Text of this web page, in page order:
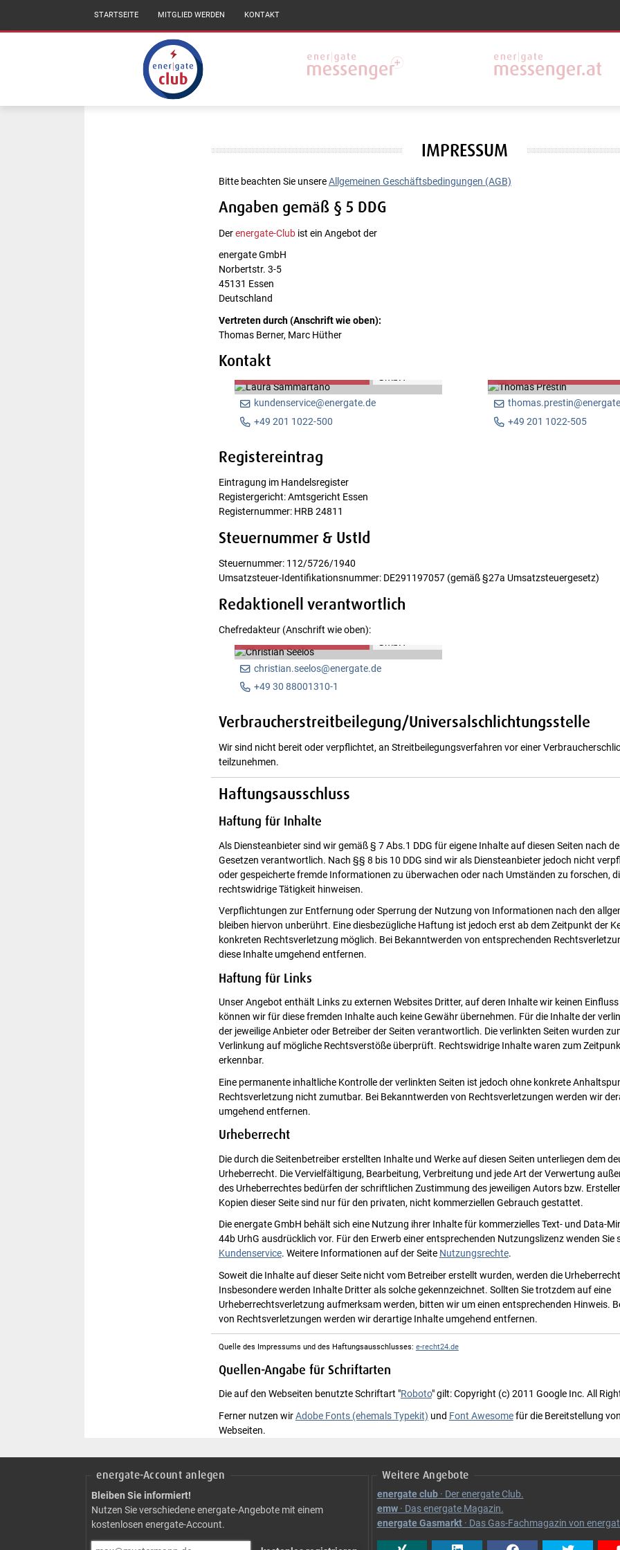
STARTSEITE MITGLIED WERDEN KONTAKT
IMPRESSUM
Bitte beachten Sie unsereAllgemeinen Geschäftsbedingungen (AGB)
Angaben gemäß § 5 DDG
Derenergate-Clubist ein Angebot der
energate GmbH
Norbertstr. 3-5
45131 Essen
Deutschland
Vertreten durch (Anschrift wie oben):
Thomas Berner, Marc Hüther
Kontakt
Laura Sammartano
kundenservice@energate.de
+49 201 1022-500
+49 201 1022-505
Registereintrag
Eintragung im Handelsregister
Registergericht: Amtsgericht Essen
Registernummer: HRB 24811
Steuernummer & UstId
Steuernummer: 112/5726/1940
Umsatzsteuer-Identifikationsnummer: DE291197057 (gemäß §27a Umsatzsteuergesetz)
Redaktionell verantwortlich
Chefredakteur (Anschrift wie oben):
Christian Seelos
christian.seelos@energate.de
+49 30 88001310-1
Verbraucherstreitbeilegung/Universalschlichtungsstelle
Wir sind nicht bereit oder verpflichtet, an Streitbeilegungsverfahren vor einer
teilzunehmen.
Haftungsausschluss
Haftung für Inhalte
Als Diensteanbieter sind wir gemäß § 7 Abs.1 DDG für eigene Inhalte auf diesen Seiten nach
Gesetzen verantwortlich. Nach §§ 8 bis 10 DDG sind wir als Diensteanbieter jedoch nicht
oder gespeicherte fremde Informationen zu überwachen oder nach Umständen zu forschen,
rechtswidrige Tätigkeit hinweisen.
Verpflichtungen zur Entfernung oder Sperrung der Nutzung von Informationen nach den
bleiben hiervon unberührt. Eine diesbezügliche Haftung ist jedoch erst ab dem Zeitpunkt der
konkreten Rechtsverletzung möglich. Bei Bekanntwerden von entsprechenden
diese Inhalte umgehend entfernen.
Haftung für Links
Unser Angebot enthält Links zu externen Websites Dritter, auf deren Inhalte wir keinen
können wir für diese fremden Inhalte auch keine Gewähr übernehmen. Für die Inhalte der
der jeweilige Anbieter oder Betreiber der Seiten verantwortlich. Die verlinkten Seiten wurden
Verlinkung auf mögliche Rechtsverstöße überprüft. Rechtswidrige Inhalte waren zum
erkennbar.
Eine permanente inhaltliche Kontrolle der verlinkten Seiten ist jedoch ohne konkrete
Rechtsverletzung nicht zumutbar. Bei Bekanntwerden von Rechtsverletzungen werden wir
umgehend entfernen.
Urheberrecht
Die durch die Seitenbetreiber erstellten Inhalte und Werke auf diesen Seiten unterliegen dem
Urheberrecht. Die Vervielfältigung, Bearbeitung, Verbreitung und jede Art der Verwertung
des Urheberrechtes bedürfen der schriftlichen Zustimmung des jeweiligen Autors bzw.
Kopien dieser Seite sind nur für den privaten, nicht kommerziellen Gebrauch gestattet.
Die energate GmbH behält sich eine Nutzung ihrer Inhalte für kommerzielles Text- und Data-
44b UrhG ausdrücklich vor. Für den Erwerb einer entsprechenden Nutzungslizenz wenden Sie
Kundenservice. Weitere Informationen auf der Seite Nutzungsrechte.
Soweit die Inhalte auf dieser Seite nicht vom Betreiber erstellt wurden, werden die
Insbesondere werden Inhalte Dritter als solche gekennzeichnet. Sollten Sie trotzdem auf eine
Urheberrechtsverletzung aufmerksam werden, bitten wir um einen entsprechenden Hinweis.
von Rechtsverletzungen werden wir derartige Inhalte umgehend entfernen.
Quelle des Impressums und des Haftungsausschlusses: e-recht24.de
Quellen-Angabe für Schriftarten
Die auf den Webseiten benutzte Schriftart "Roboto" gilt: Copyright (c) 2011 Google Inc. All
Ferner nutzen wirAdobe Fonts (ehemals Typekit) und Font Awesomefür die Bereitstellung
Webseiten.
energate-Account anlegen
Bleiben Sie informiert!
Nutzen Sie verschiedene energate-Angebote mit einem
kostenlosen energate-Account.
Weitere Angebote
energate club· Der energate Club.
emw· Das energate Magazin.
energate Gasmarkt· Das Gas-Fachmagazin von